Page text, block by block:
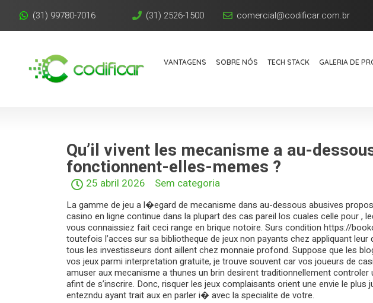
(31) 99780-7016 (31) 2526-1500 comercial@codificar.com.br
VANTAGENS SOBRE NÓS TECH STACK GALERIA DE
Qu’il vivent les mecanisme a au-
fonctionnent-elles-memes ?
25 abril 2026 Sem categoria
La gamme de jeu a l�egard de mecanisme dans au-dessous abusives
casino en ligne continue dans la plupart des cas pareil los cuales celle pour ,
vous connaissiez fait ceci range en brique notoire. Surs condition https://
toutefois l’acces sur sa bibliotheque de jeux non payants chez appliquant
tous les investisseurs dont aillent chez monnaie profond. Suppose que les
vos jeux parmi interpretation gratuite, je trouve souvent car vos joueurs de
amuser aux mecanisme a thunes un brin desirent traditionnellement
afint de s’inscrire. Donc, risquer les jeux complaisants orient une envie le
entezndu ayant trait aux en parler i� avec la specialite de votre.